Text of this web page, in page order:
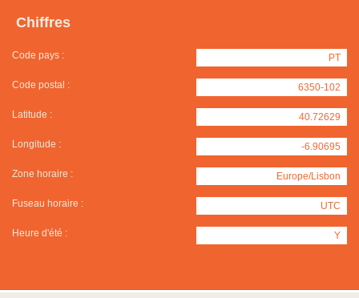
Chiffres
Code pays : PT
Code postal : 6350-102
Latitude : 40.72629
Longitude : -6.90695
Zone horaire : Europe/Lisbon
Fuseau horaire : UTC
Heure d'été : Y